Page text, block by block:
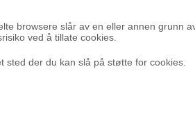
browsere slår av en eller annen grunn
ved å tillate cookies.
sted der du kan slå på støtte for cookies.